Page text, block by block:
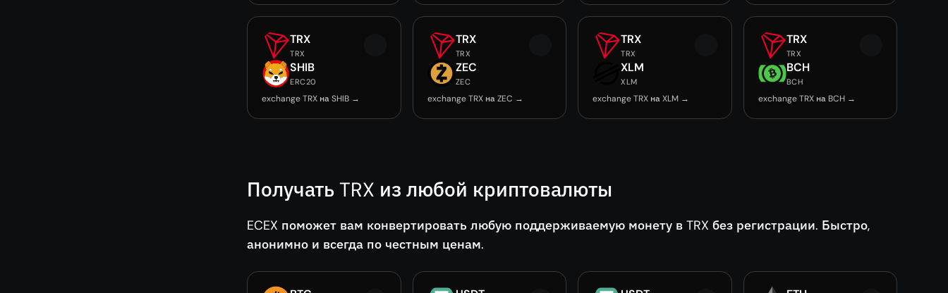
TRX
TRX
SHIB
ERC20
exchange TRX на SHIB →
TRX
TRX
ZEC
ZEC
exchange TRX на ZEC →
TRX
TRX
XLM
XLM
exchange TRX на XLM →
TRX
TRX
BCH
BCH
exchange TRX на BCH →
Получать TRX из любой криптовалюты
ECEX поможет вам конвертировать любую поддерживаемую монету в TRX без регистрации. Быстро,
анонимно и всегда по честным ценам.